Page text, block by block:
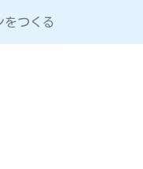
つくる